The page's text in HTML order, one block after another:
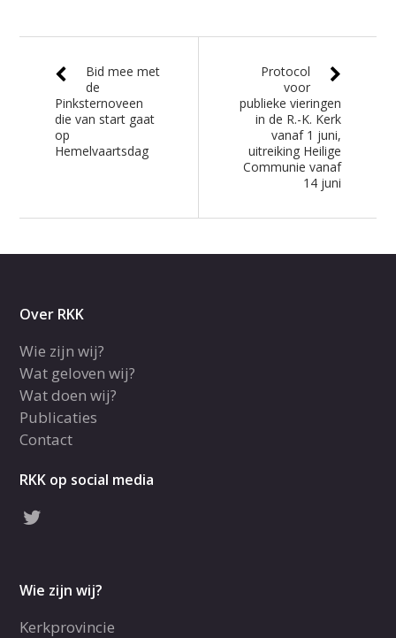
Bid mee met
de
Pinksternoveen
die van start gaat
op
Hemelvaartsdag
Protocol
voor
publieke vieringen
in de R.-K. Kerk
vanaf 1 juni,
uitreiking Heilige
Communie vanaf
14 juni
Over RKK
Wie zijn wij?
Wat geloven wij?
Wat doen wij?
Publicaties
Contact
RKK op social media
Wie zijn wij?
Kerkprovincie